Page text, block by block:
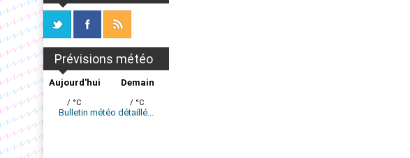
Prévisions météo
Aujourd'hui
/ °C
Demain
/ °C
Bulletin météo détaillé...